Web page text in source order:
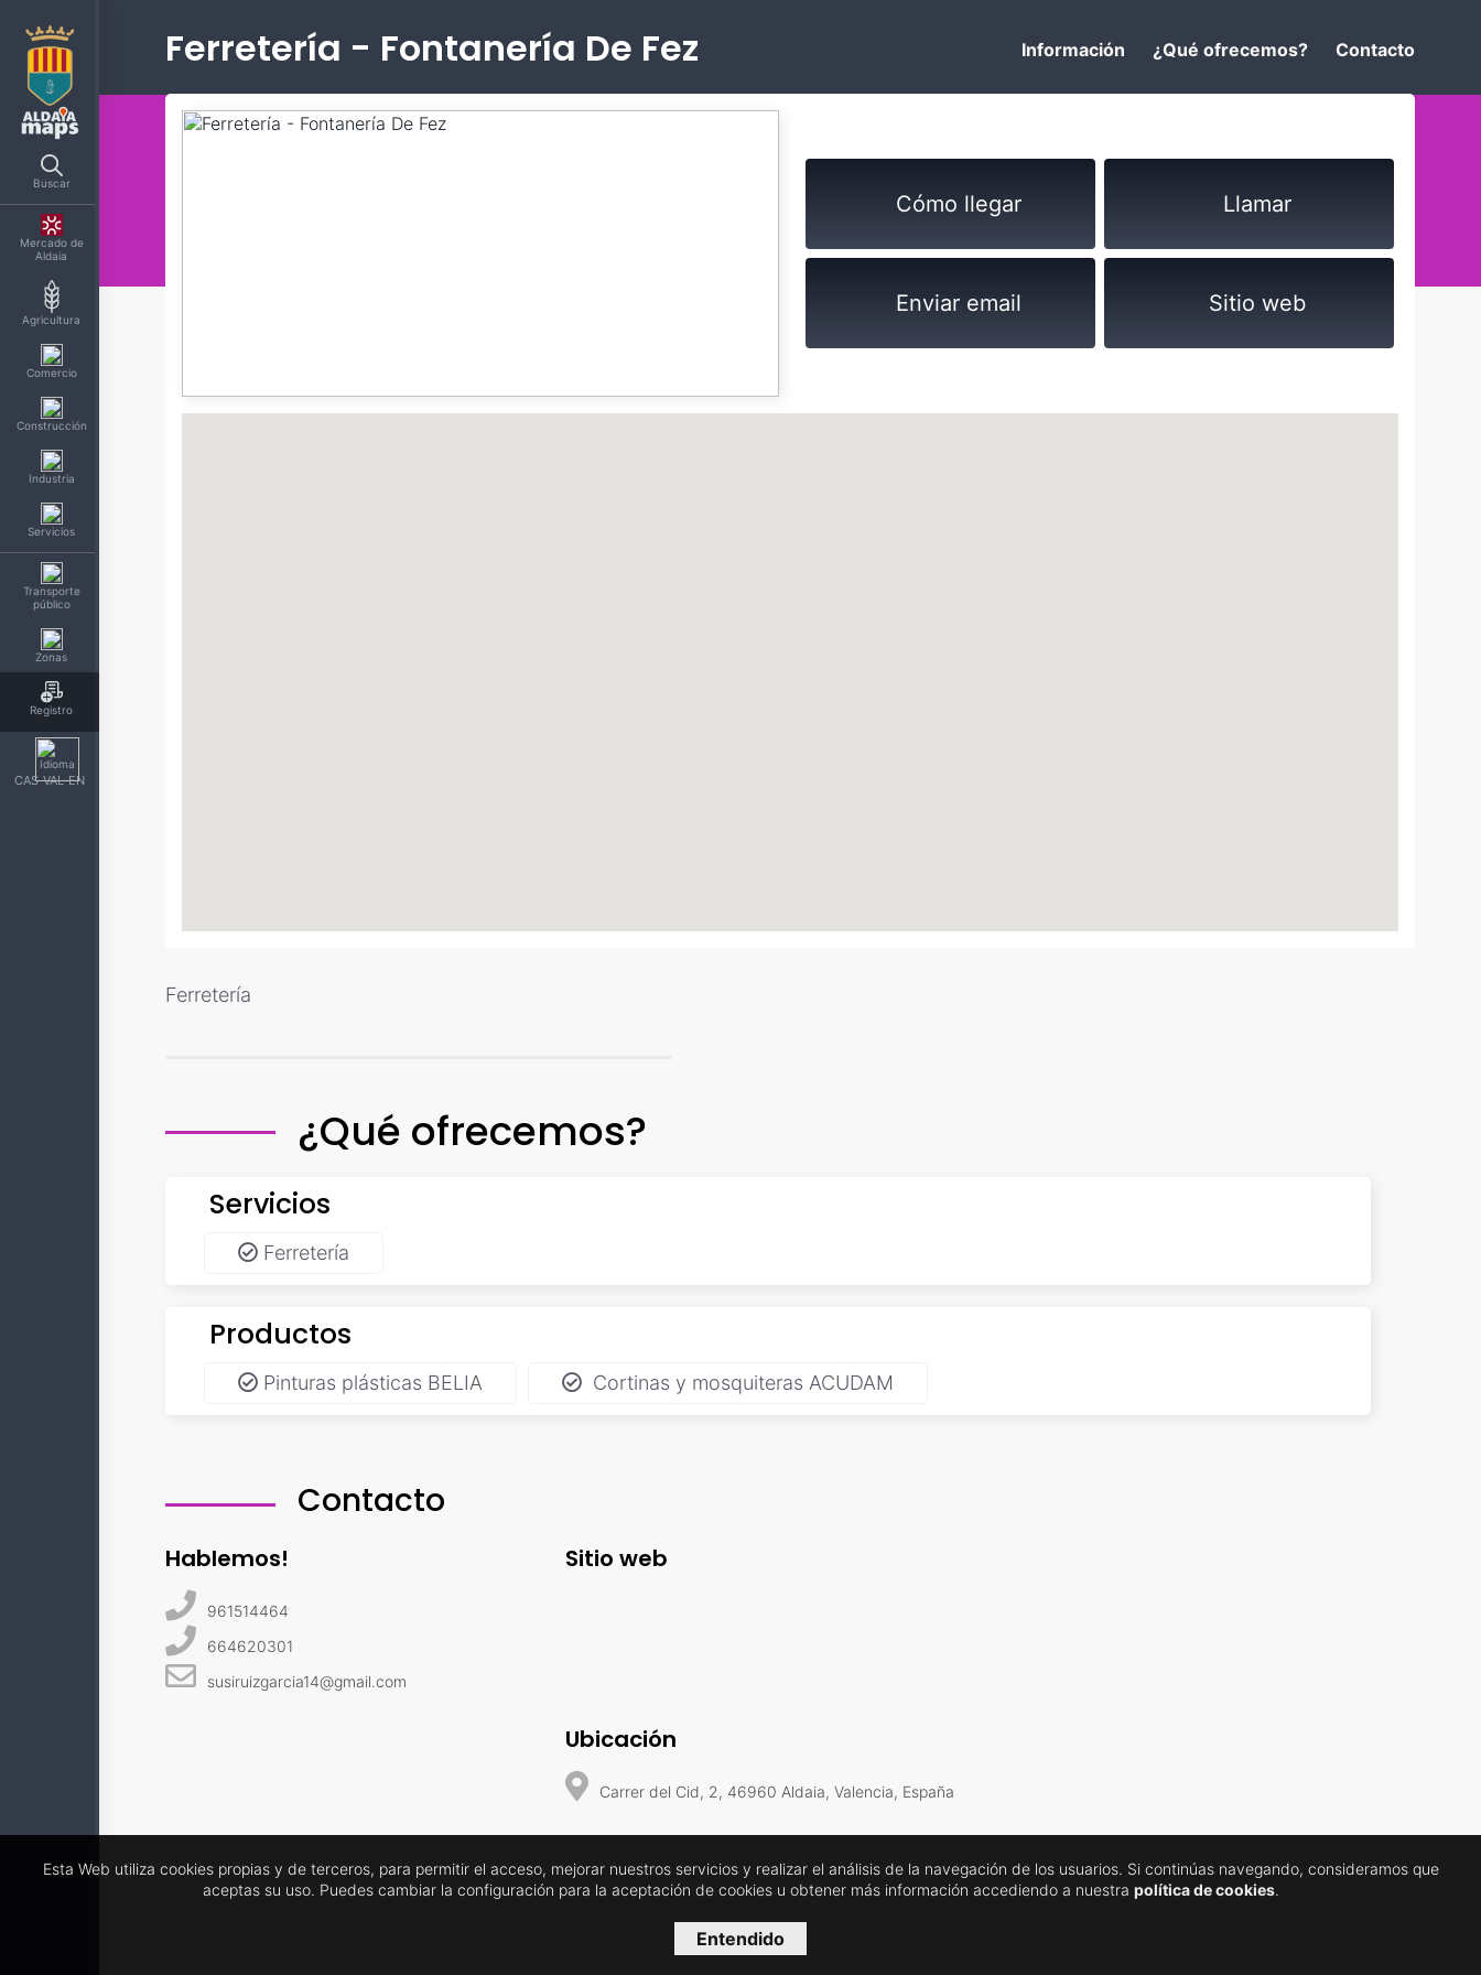
Buscar
Mercado de
Aldaia
Agricultura
Comercio
Construcción
Industria
Servicios
Transporte
público
Zonas
Registro
CAS VAL EN
Ferretería - Fontanería De Fez Información ¿Qué ofrecemos? Contacto
Cómo llegar Llamar
Enviar email Sitio web
Ferretería
¿Qué ofrecemos?
Servicios
Ferretería
Productos
Pinturas plásticas BELIA Cortinas y mosquiteras ACUDAM
Contacto
Hablemos!
961514464
664620301
susiruizgarcia14@gmail.com
Sitio web
Ubicación
Carrer del Cid, 2, 46960 Aldaia, Valencia, España
Esta Web utiliza cookies propias y de terceros, para permitir el acceso, mejorar nuestros servicios y realizar el análisis de la navegación de los usuarios. Si continúas navegando, consideramos que
aceptas su uso. Puedes cambiar la configuración para la aceptación de cookies u obtener más información accediendo a nuestra política de cookies.
Entendido